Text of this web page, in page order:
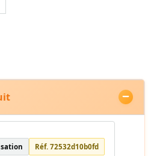
Réf. 72532d10b0fd